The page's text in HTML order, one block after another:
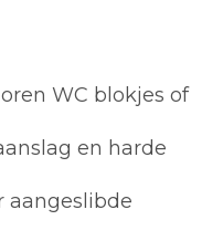
WC blokjes of
en harde
aangeslibde